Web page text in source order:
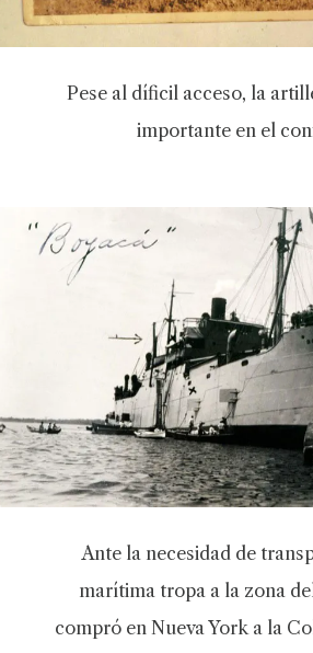
Pese al díficil acceso, la
importante en el
Ante la necesidad de
marítima tropa a la zona
compró en Nueva York a la